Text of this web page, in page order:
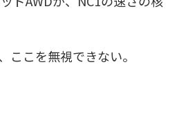
ここを無視できない。